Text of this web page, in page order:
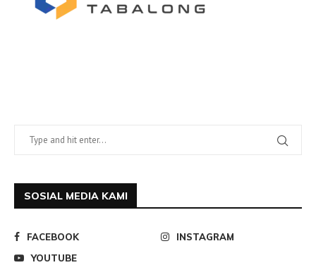
SOSIAL MEDIA KAMI
FACEBOOK
INSTAGRAM
YOUTUBE